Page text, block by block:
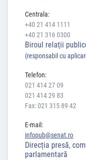
Centrala:
+40 21 414 1111
+40 21 316 0300
Biroul relaţii
(responsabil cu
Telefon:
021 414 27 09
021 414 29 83
Fax: 021 315 89 42
E-mail:
infopub@senat.ro
Direcția presă,
parlamentară